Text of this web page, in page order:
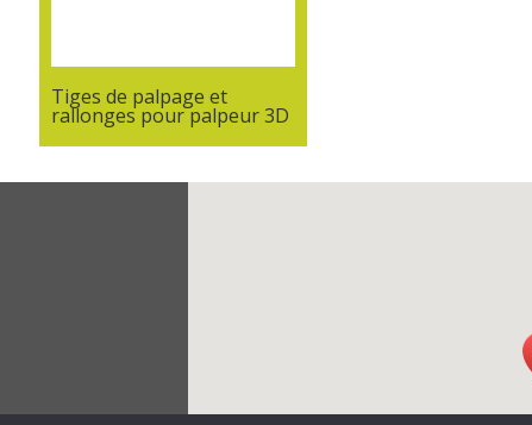
Tiges de palpage et
rallonges pour palpeur 3D